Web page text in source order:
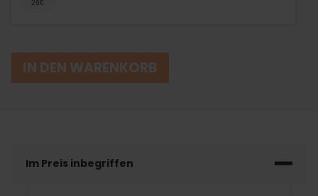
IN DEN WARENKORB
Im Preis inbegriffen